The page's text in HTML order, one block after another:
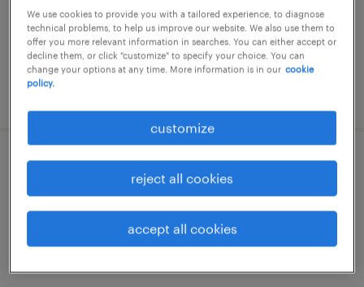
temp to perm
¥1183.00 per hour
posted 27 april 2026
その他メーカーの組立・部品加工
新潟県長岡市, 新潟県
temp to perm
We use cookies to provide you with a tailored experience, to diagnose
technical problems, to help us improve our website. We also use them to
offer you more relevant information in searches. You can either accept or
decline them, or click "customize" to specify your choice. You can
change your options at any time. More information is in our cookie
policy.
customize
reject all cookies
accept all cookies